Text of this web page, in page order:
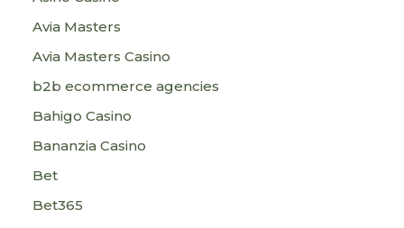
Avia Masters
Avia Masters Casino
b2b ecommerce agencies
Bahigo Casino
Bananzia Casino
Bet
Bet365